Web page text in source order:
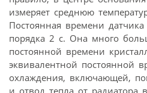
измеряет среднюю
Постоянная времени датчика
порядка 2 с. Она много
постоянной времени
эквивалентной постоянной
охлаждения, включающей,
и отвод тепла от радиатора